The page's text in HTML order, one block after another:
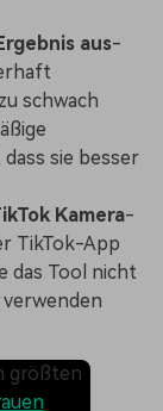
aus-
schwach
sie besser
Kamera-
TikTok-App
das Tool nicht
größten